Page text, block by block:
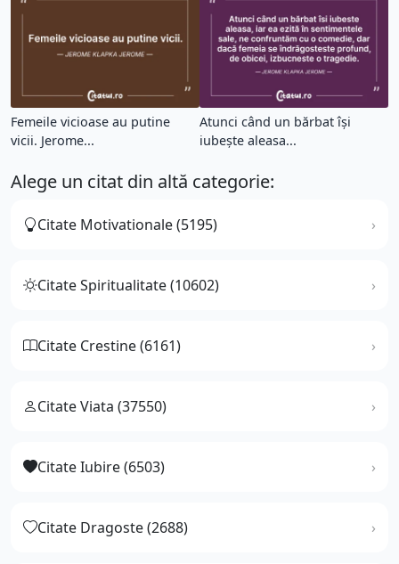
Femeile vicioase au putine
vicii. Jerome...
Atunci când un bărbat își
iubește aleasa...
Alege un citat din altă categorie:
Citate Motivationale (5195)
Citate Spiritualitate (10602)
Citate Crestine (6161)
Citate Viata (37550)
Citate Iubire (6503)
Citate Dragoste (2688)